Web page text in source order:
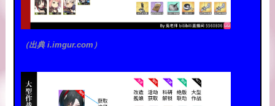
（出典 i.imgur.com）